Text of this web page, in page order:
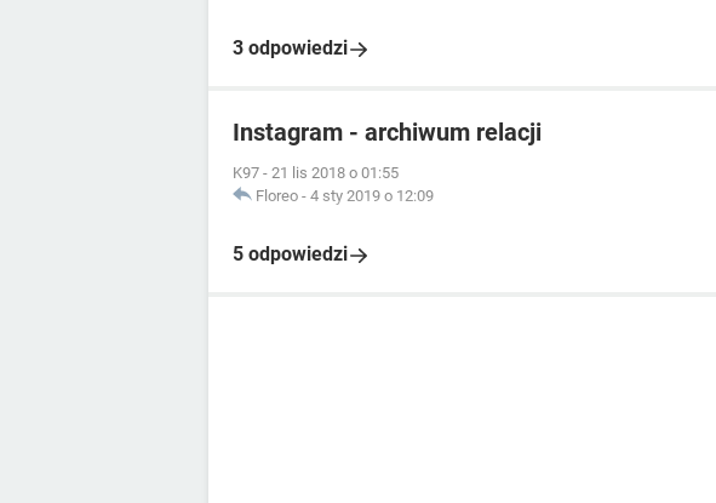
3 odpowiedzi
Instagram - archiwum relacji
K97 - 21 lis 2018 o 01:55
Floreo - 4 sty 2019 o 12:09
5 odpowiedzi